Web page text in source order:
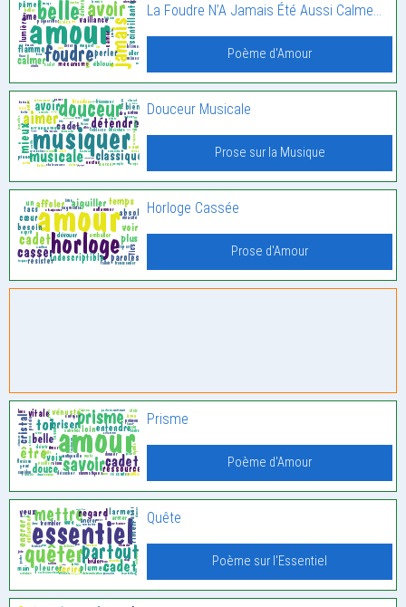
La Foudre N’A Jamais Été Aussi Calme…
Poème d'Amour
Douceur Musicale
Prose sur la Musique
Horloge Cassée
Prose d'Amour
Prisme
Poème d'Amour
Quête
Poème sur l'Essentiel